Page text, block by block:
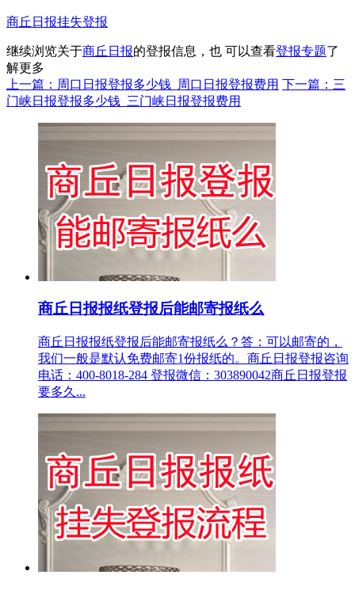
商丘日报挂失登报
继续浏览关于商丘日报的登报信息，也 可以查看登报专题了
解更多
上一篇：周口日报登报多少钱_周口日报登报费用 下一篇：三
门峡日报登报多少钱_三门峡日报登报费用
商丘日报报纸登报后能邮寄报纸么
商丘日报报纸登报后能邮寄报纸么？答：可以邮寄的，
我们一般是默认免费邮寄1份报纸的。商丘日报登报咨询
电话：400-8018-284 登报微信：303890042商丘日报登报
要多久...